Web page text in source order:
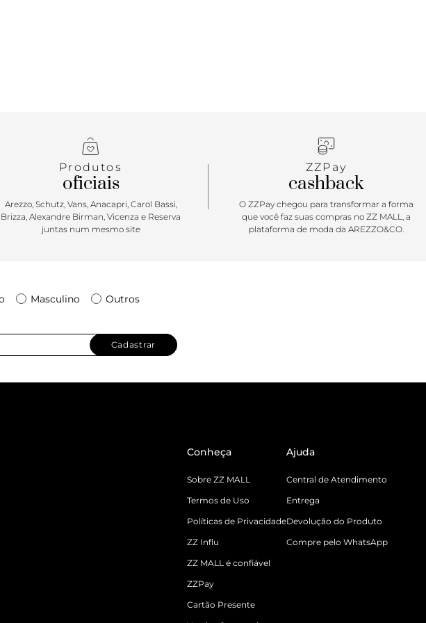
Produtos
oficiais
Arezzo, Schutz, Vans, Anacapri, Carol Bassi,
Brizza, Alexandre Birman, Vicenza e Reserva
juntas num mesmo site
ZZPay
cashback
O ZZPay chegou para transformar a forma
que você faz suas compras no ZZ MALL, a
plataforma de moda da AREZZO&CO.
Masculino Outros
Cadastrar
Conheça
Sobre ZZ MALL
Termos de Uso
Políticas de Privacidade
ZZ Influ
ZZ MALL é confiável
ZZPay
Cartão Presente
Ajuda
Central de Atendimento
Entrega
Devolução do Produto
Compre pelo WhatsApp